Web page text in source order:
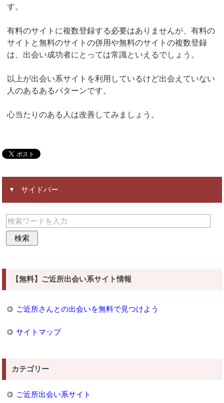
す。
有料のサイトに複数登録する必要はありませんが、有料の
サイトと無料のサイトの併用や無料のサイトの複数登録
は、出会い成功者にとっては常識といえるでしょう。
以上が出会い系サイトを利用しているけど出会えていない
人のあるあるパターンです。
心当たりのある人は改善してみましょう。
サイドバー
【無料】ご近所出会い系サイト情報
ご近所さんとの出会いを無料で見つけよう
サイトマップ
カテゴリー
ご近所出会い系サイト